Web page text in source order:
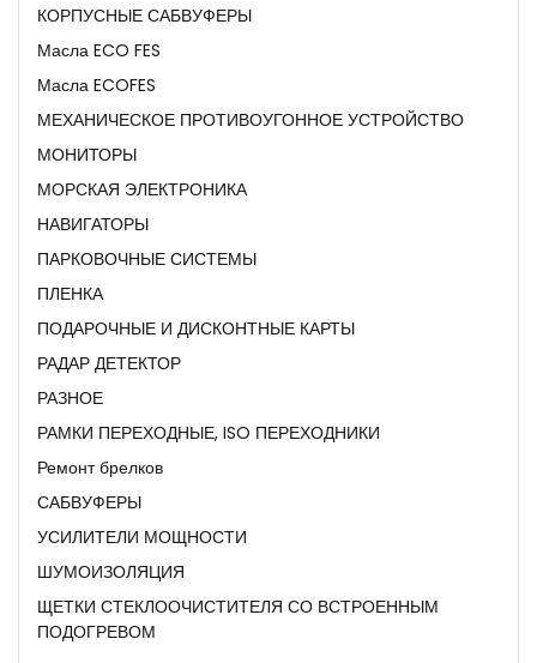
КОРПУСНЫЕ САБВУФЕРЫ
Масла ECO FES
Масла ECOFES
МЕХАНИЧЕСКОЕ ПРОТИВОУГОННОЕ УСТРОЙСТВО
МОНИТОРЫ
МОРСКАЯ ЭЛЕКТРОНИКА
НАВИГАТОРЫ
ПАРКОВОЧНЫЕ СИСТЕМЫ
ПЛЕНКА
ПОДАРОЧНЫЕ И ДИСКОНТНЫЕ КАРТЫ
РАДАР ДЕТЕКТОР
РАЗНОЕ
РАМКИ ПЕРЕХОДНЫЕ, ISO ПЕРЕХОДНИКИ
Ремонт брелков
САБВУФЕРЫ
УСИЛИТЕЛИ МОЩНОСТИ
ШУМОИЗОЛЯЦИЯ
ЩЕТКИ СТЕКЛООЧИСТИТЕЛЯ СО ВСТРОЕННЫМ
ПОДОГРЕВОМ